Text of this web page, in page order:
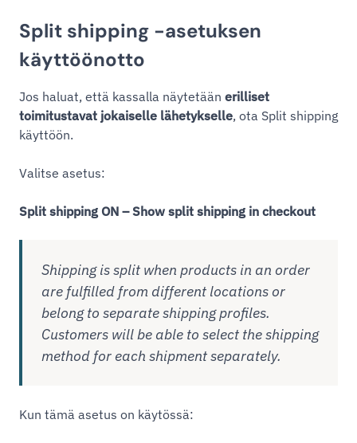
Split shipping -asetuksen
käyttöönotto
Jos haluat, että kassalla näytetään erilliset
toimitustavat jokaiselle lähetykselle, ota Split shipping
käyttöön.
Valitse asetus:
Split shipping ON – Show split shipping in checkout
Shipping is split when products in an order
are fulfilled from different locations or
belong to separate shipping profiles.
Customers will be able to select the shipping
method for each shipment separately.
Kun tämä asetus on käytössä: